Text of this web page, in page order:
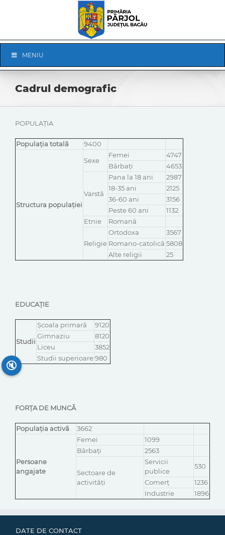
Navigation
MENIU
Cadrul demografic
POPULAȚIA
Populația totală 9400
Structura populației
Sexe
Femei
4747
Bărbați
4653
Varstă
Pana la 18 ani
2987
18-35 ani
2125
36-60 ani
3156
Peste 60 ani
1132
Etnie
Romană
Religie
Ortodoxa
3567
Romano-catolică 5808
Alte religii
25
EDUCAȚIE
Studii
Școala primară
9120
Gimnaziu
8120
Liceu
3852
Studii superioare980
FORȚA DE MUNCĂ
Populația activă 3662
Persoane
angajate
Femei
1099
Bărbați
2563
Sectoare de
activități
Servicii
publice
530
Comerț
1236
Industrie
1896
DATE DE CONTACT
🔇